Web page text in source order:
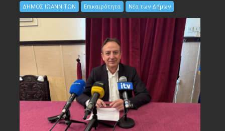
ΔΗΜΟΣ ΙΩΑΝΝΙΤΩΝ Επικαιρότητα Νέα των Δήμων